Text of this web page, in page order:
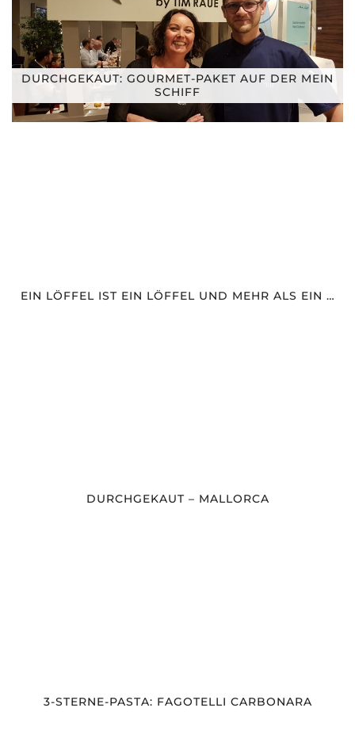
DURCHGEKAUT: GOURMET-PAKET AUF DER MEIN
SCHIFF
EIN LÖFFEL IST EIN LÖFFEL UND MEHR ALS EIN …
DURCHGEKAUT – MALLORCA
3-STERNE-PASTA: FAGOTELLI CARBONARA